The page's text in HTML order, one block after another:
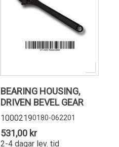
BEARING HOUSING,
DRIVEN BEVEL GEAR
10002190180-062201
531,00 kr
2-4 dagar lev. tid